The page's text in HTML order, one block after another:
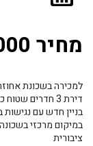
מחיר ₪2,000,000
למכירה בשכונת
דירת 3 חדרים שטוח כ- 72 מ״ר עם מרפסת מהסלון כ- 15 מ״ר
בניין חדש עם נגישות במעלית, 2
במיקום מרכזי
ציבורית